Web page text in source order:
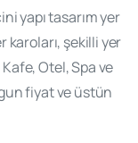
yapı tasarım yer
karoları, şekilli yer
Otel, Spa ve
fiyat ve üstün